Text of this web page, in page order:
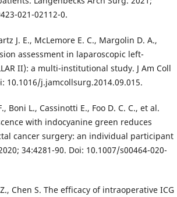
021-02112-0.
J. E., McLemore E. C., Margolin D. A.,
assessment in laparoscopic left-
II): a multi-institutional study. J Am Coll
10.1016/j.jamcollsurg.2014.09.015.
Boni L., Cassinotti E., Foo D. C. C., et al.
with indocyanine green reduces
cancer surgery: an individual participant
34:4281-90. Doi: 10.1007/s00464-020-
Chen S. The efficacy of intraoperative ICG